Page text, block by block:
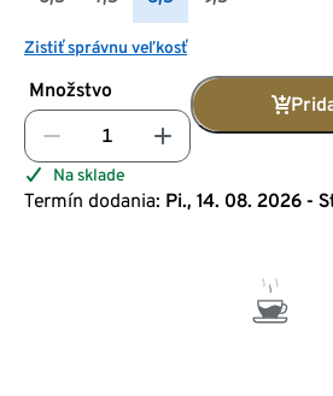
Zistiť správnu veľkosť
Množstvo
Na sklade
Termín dodania: Pi., 14. 08. 2026 -